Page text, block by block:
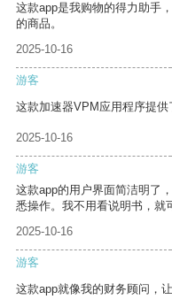
这款app是我购物的得力助手
的商品。
2025-10-16
游客
这款加速器VPM应用程序提供
2025-10-16
游客
这款app的用户界面简洁明了
悉操作。我不用看说明书，就
2025-10-16
游客
这款app就像我的财务顾问，